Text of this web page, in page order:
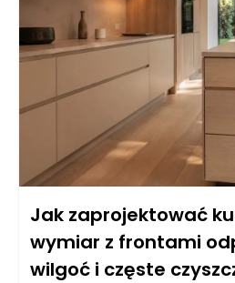
Jak zaprojektować
wymiar z frontami
wilgoć i częste